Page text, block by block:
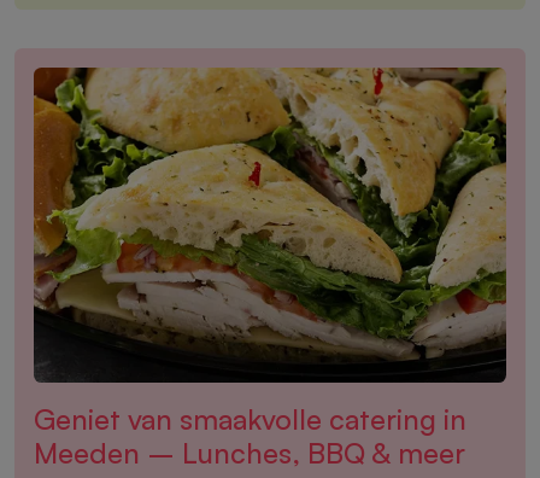
Geniet van smaakvolle catering in
Meeden – Lunches, BBQ & meer